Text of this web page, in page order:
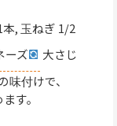
, 玉ねぎ 1/2
ーズ
大さじ
付けで、
す。